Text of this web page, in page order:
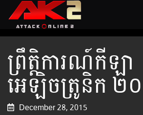
ព្រឹត្តិការណ៍កីឡា
អេឡិចត្រូនិក ២
December 28, 2015